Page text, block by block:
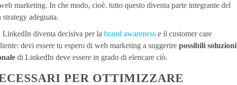
marketing. In che modo, cioè. tutto questo diventa parte integrante del
adeguata.
LinkedIn diventa decisiva per la brand awareness e il customer care
devi essere tu espero di web marketing a suggerire possibili soluzioni
di LinkedIn deve essere in grado di elencare ciò.
PER OTTIMIZZARE